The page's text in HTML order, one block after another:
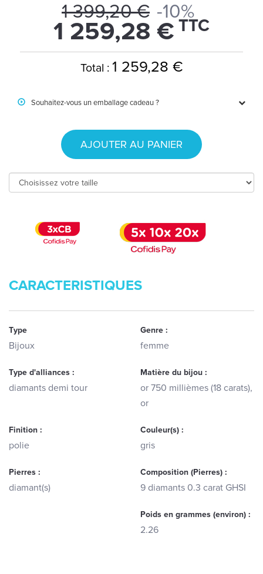
1 399,20 € -10%
1 259,28 € TTC
Total : 1 259,28 €
Souhaitez-vous un emballage cadeau ?
AJOUTER AU PANIER
CARACTERISTIQUES
Type
Bijoux
Genre :
femme
Type d'alliances :
diamants demi tour
Matière du bijou :
or 750 millièmes (18 carats),
or
Finition :
polie
Couleur(s) :
gris
Pierres :
diamant(s)
Composition (Pierres) :
9 diamants 0.3 carat GHSI
Poids en grammes (environ) :
2.26